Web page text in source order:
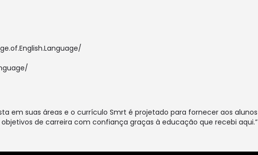
em suas áreas e o currículo Smrt é projetado para fornecer aos alunos
de carreira com confiança graças à educação que recebi aqui.”